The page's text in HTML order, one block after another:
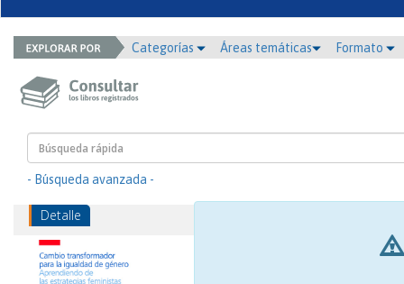
Categorías Áreas temáticas Formato
- Búsqueda avanzada -
Detalle